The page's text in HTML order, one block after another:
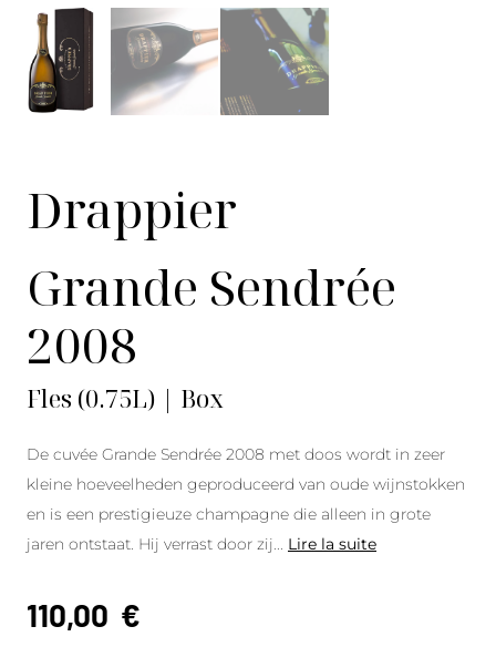
Drappier
Grande Sendrée
2008
Fles (0.75L) | Box
De cuvée Grande Sendrée 2008 met doos wordt in zeer
kleine hoeveelheden geproduceerd van oude wijnstokken
en is een prestigieuze champagne die alleen in grote
jaren ontstaat. Hij verrast door zij
Lire la suite
110,00 €